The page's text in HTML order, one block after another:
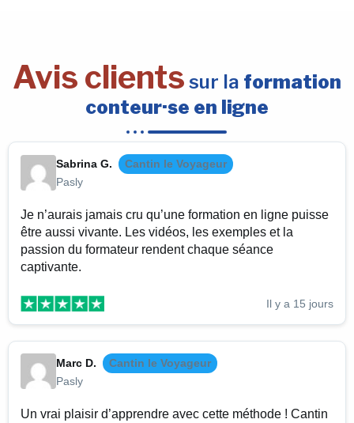
Avis clients sur la formation
conteur·se en ligne
Sabrina G.
Cantin le Voyageur
Pasly
Je n’aurais jamais cru qu’une formation en ligne puisse
être aussi vivante. Les vidéos, les exemples et la
passion du formateur rendent chaque séance
captivante.
Il y a 15 jours
Marc D.
Cantin le Voyageur
Pasly
Un vrai plaisir d’apprendre avec cette méthode ! Cantin